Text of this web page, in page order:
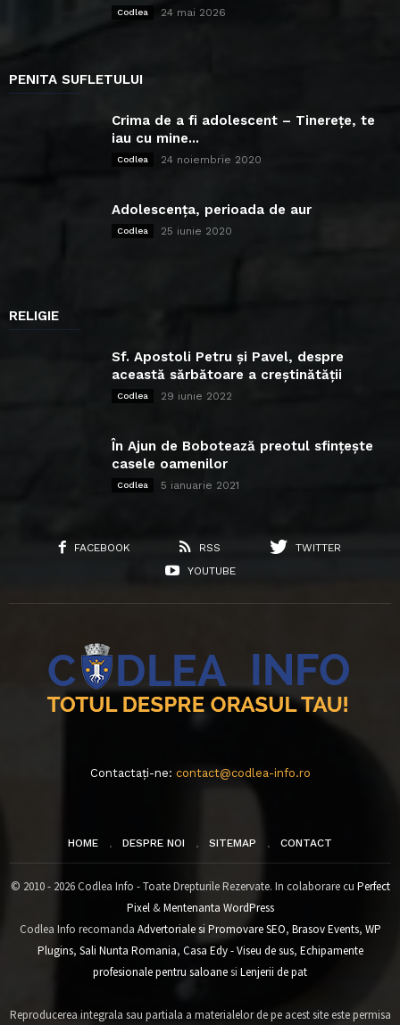
Codlea 24 mai 2026
PENITA SUFLETULUI
Crima de a fi adolescent – Tinerețe, te
iau cu mine...
Codlea 24 noiembrie 2020
Adolescența, perioada de aur
Codlea 25 iunie 2020
RELIGIE
Sf. Apostoli Petru și Pavel, despre
această sărbătoare a creștinătății
Codlea 29 iunie 2022
În Ajun de Bobotează preotul sfințește
casele oamenilor
Codlea 5 ianuarie 2021
FACEBOOK RSS
TWITTER
YOUTUBE
Contactați-ne: contact@codlea-info.ro
HOME DESPRE NOI SITEMAP CONTACT
© 2010 - 2026 Codlea Info - Toate Drepturile Rezervate. In colaborare cu Perfect
Pixel&Mentenanta WordPress
Codlea Info recomanda Advertoriale si Promovare SEO, Brasov Events, WP
Plugins, Sali Nunta Romania, Casa Edy - Viseu de sus, Echipamente
profesionale pentru saloanesi Lenjerii de pat
Reproducerea integrala sau partiala a materialelor de pe acest site este permisa